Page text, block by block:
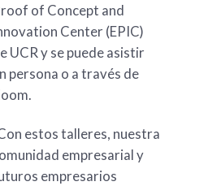
of Concept and
Center (EPIC)
UCR y se puede asistir
persona o a través de
estos talleres, nuestra
empresarial y
empresarios